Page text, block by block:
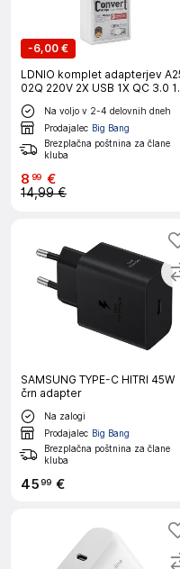
-6,00 €
LDNIO komplet adapterjev
02Q 220V 2X USB 1X QC 3.0
2,4A + micro kabel
Na voljo v 2-4 delovnih dneh
Prodajalec Big Bang
Brezplačna poštnina za člane
kluba
8 99 €
14,99 €
SAMSUNG TYPE-C HITRI 45W
črn adapter
Na zalogi
Prodajalec Big Bang
Brezplačna poštnina za člane
kluba
4599 €